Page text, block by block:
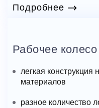
Подробнее
Рабочее
легкая конструкция
материалов
разное количество